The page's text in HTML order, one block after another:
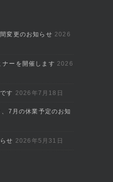
変更のお知らせ 2026
ナーを開催します 2026
す 2026年7月18日
7月の休業予定のお知
せ 2026年5月31日